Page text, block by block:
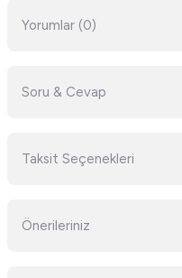
Yorumlar (0)
Soru & Cevap
Taksit Seçenekleri
Önerileriniz